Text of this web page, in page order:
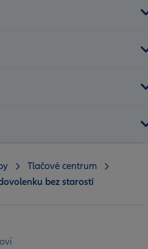
Tlačové centrum
bez starostí